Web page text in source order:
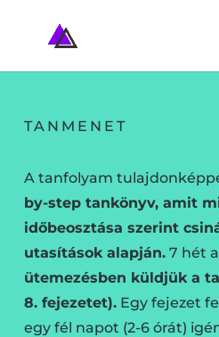
TANMENET
A tanfolyam
by-step tankönyv, amit
időbeosztása szerint
utasítások alapján.7 hét
ütemezésben küldjük a
8. fejezetet).Egy fejezet
egy fél napot (2-6 órát)